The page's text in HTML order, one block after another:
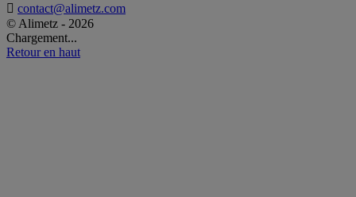
 contact@alimetz.com
© Alimetz - 2026
Chargement...
Retour en haut